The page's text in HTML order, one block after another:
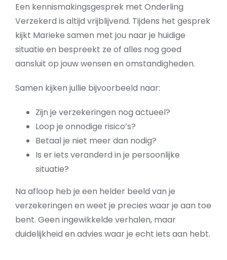
Een kennismakingsgesprek met Onderling
Verzekerd is altijd vrijblijvend. Tijdens het gesprek
kijkt Marieke samen met jou naar je huidige
situatie en bespreekt ze of alles nog goed
aansluit op jouw wensen en omstandigheden.
Samen kijken jullie bijvoorbeeld naar:
Zijn je verzekeringen nog actueel?
Loop je onnodige risico’s?
Betaal je niet meer dan nodig?
Is er iets veranderd in je persoonlijke
situatie?
Na afloop heb je een helder beeld van je
verzekeringen en weet je precies waar je aan toe
bent. Geen ingewikkelde verhalen, maar
duidelijkheid en advies waar je echt iets aan hebt.